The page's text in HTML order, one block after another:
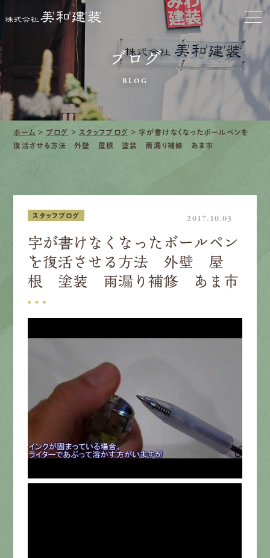
お家をきれいに
会社をきれいに
クリーニング
施工事例
会社案内
採用情報
が、無料建物 診断いたします!!
0120-44-2605
ブログ
BLOG
ホーム > ブログ > スタッフブログ >字が書けなくなったボールペンを
復活させる方法 外壁 屋根 塗装 雨漏り補修 あま市
スタッフブログ 2017.10.03
字が書けなくなったボールペン
を復活させる方法 外壁 屋
根 塗装 雨漏り補修 あま市